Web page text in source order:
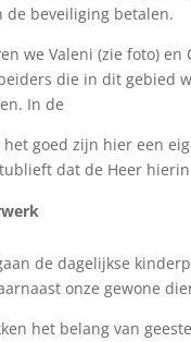
de beveiliging betalen.
we Valeni (zie foto)
die in dit gebied
In de
het goed zijn hier een
dat de Heer
de dagelijkse
onze gewone
het belang van